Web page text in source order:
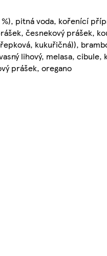
pitná voda, kořenící
česnekový prášek,
kukuřičná)),
lihový, melasa,
prášek, oregano